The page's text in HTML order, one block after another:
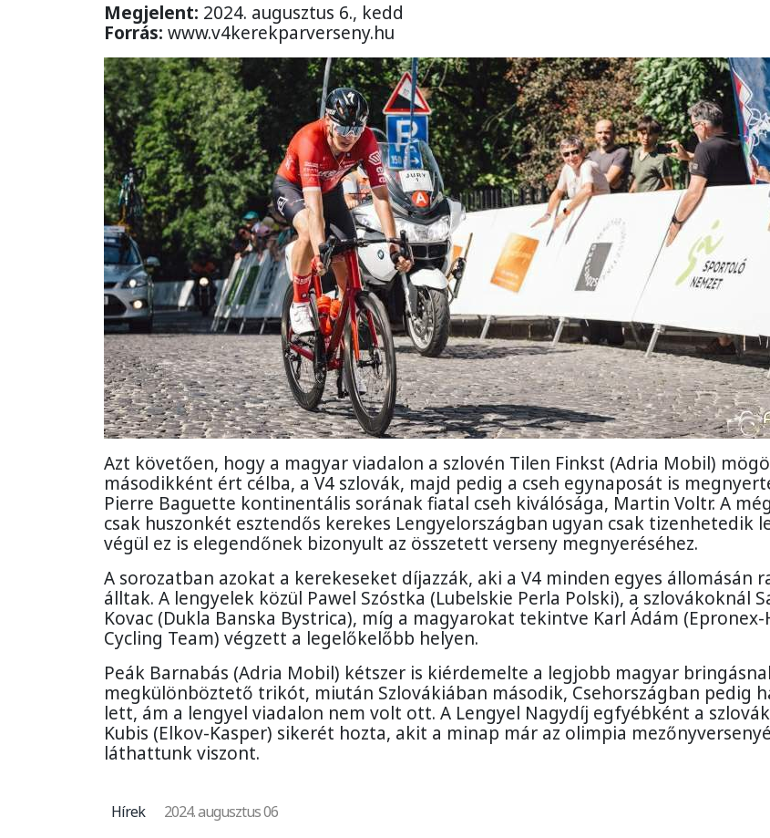
Megjelent: 2024. augusztus 6., kedd
Forrás: www.v4kerekparverseny.hu
Azt követően, hogy a magyar viadalon a szlovén Tilen Finkst (Adria Mobil)
másodikként ért célba, a V4 szlovák, majd pedig a cseh egynaposát is
Pierre Baguette kontinentális sorának fiatal cseh kiválósága, Martin Voltr. A
csak huszonkét esztendős kerekes Lengyelországban ugyan csak tizenhetedik
végül ez is elegendőnek bizonyult az összetett verseny megnyeréséhez.
A sorozatban azokat a kerekeseket díjazzák, aki a V4 minden egyes állomásán
álltak. A lengyelek közül Pawel Szóstka (Lubelskie Perla Polski), a szlovákoknál
Kovac (Dukla Banska Bystrica), míg a magyarokat tekintve Karl Ádám
Cycling Team) végzett a legelőkelőbb helyen.
Peák Barnabás (Adria Mobil) kétszer is kiérdemelte a legjobb magyar
megkülönböztető trikót, miután Szlovákiában második, Csehországban pedig
lett, ám a lengyel viadalon nem volt ott. A Lengyel Nagydíj egfyébként a
Kubis (Elkov-Kasper) sikerét hozta, akit a minap már az olimpia
láthattunk viszont.
Hírek 2024. augusztus 06